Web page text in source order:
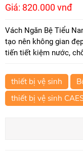
Giá: 820.000 vnđ
Vách Ngăn Bệ Tiểu
tạo nên không gian
tiến tiết kiệm nước,
thiết bị vệ sinh
thiết bị vệ sinh